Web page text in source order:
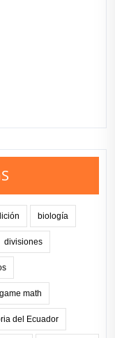
biología
divisiones
game math
del Ecuador